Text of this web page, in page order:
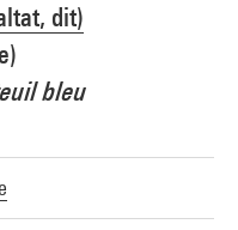
dit)
bleu
d'Archéologie de Besançon - Mairie